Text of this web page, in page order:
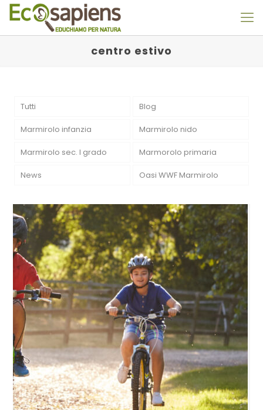
centro estivo
Tutti Blog
Marmirolo infanzia Marmirolo nido
Marmirolo sec. I grado Marmorolo primaria
News Oasi WWF Marmirolo